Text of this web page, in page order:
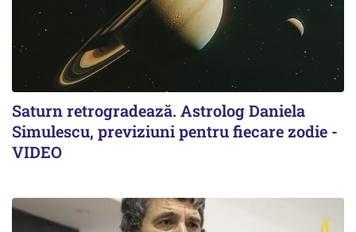
Saturn retrogradează. Astrolog Daniela
Simulescu, previziuni pentru fiecare zodie -
VIDEO